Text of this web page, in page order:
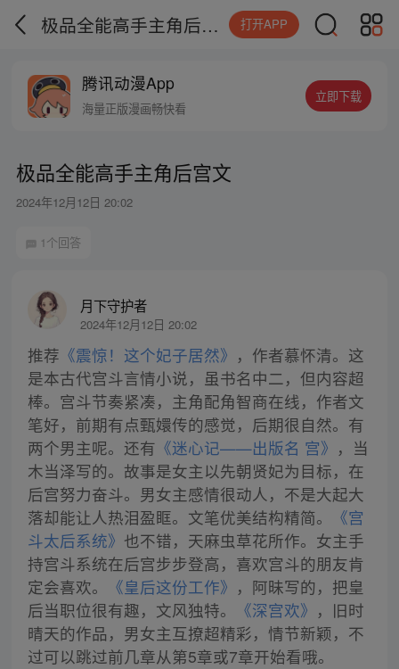
极品全能高手主角后宫文 打开APP
腾讯动漫App
海量正版漫画畅快看
立即下载
极品全能高手主角后宫文
2024年12月12日 20:02
1个回答
月下守护者
2024年12月12日 20:02
推荐 《震惊！这个妃子居然》 ，作者慕怀清。这
是本古代宫斗言情小说，虽书名中二，但内容超
棒。宫斗节奏紧凑，主角配角智商在线，作者文
笔好，前期有点甄嬛传的感觉，后期很自然。有
两个男主呢。还有 《迷心记——出版名 宫》 ，当
木当泽写的。故事是女主以先朝贤妃为目标，在
后宫努力奋斗。男女主感情很动人，不是大起大
落却能让人热泪盈眶。文笔优美结构精简。
《宫
斗太后系统》 也不错，天麻虫草花所作。女主手
持宫斗系统在后宫步步登高，喜欢宫斗的朋友肯
定会喜欢。
《皇后这份工作》 ，阿昧写的，把皇
后当职位很有趣，文风独特。
《深宫欢》 ，旧时
晴天的作品，男女主互撩超精彩，情节新颖，不
过可以跳过前几章从第5章或7章开始看哦。